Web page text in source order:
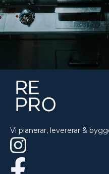
Vi planerar, levererar &